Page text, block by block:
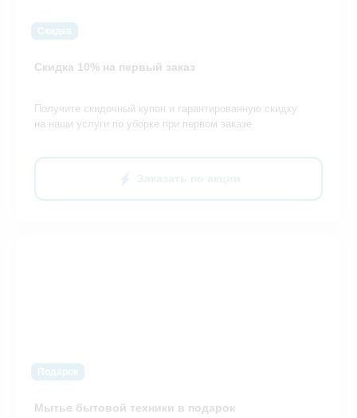
Скидка
Скидка 10% на первый заказ
Получите скидочный купон и гарантированную скидку
на наши услуги по уборке при первом заказе.
Заказать по акции
Подарок
Мытье бытовой техники в подарок